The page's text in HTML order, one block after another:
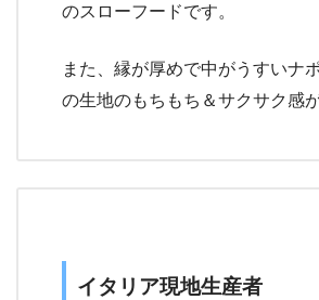
のスローフードです。
また、縁が厚めで中がうすいナ
の生地のもちもち＆サクサク感
イタリア現地生産者